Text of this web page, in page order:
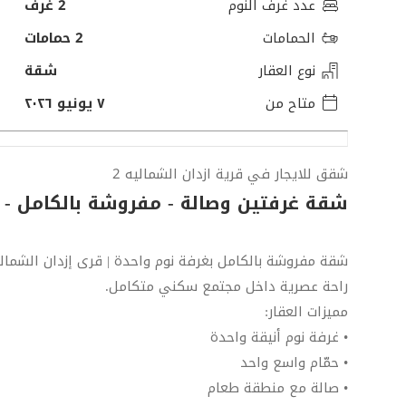
عدد غرف النوم
2 غرف
الحمامات
2 حمامات
نوع العقار
شقة
متاح من
٧ يونيو ٢٠٢٦
شقق للايجار في قرية ازدان الشماليه 2
شقة غرفتين وصالة - مفروشة بالكامل
شقة مفروشة بالكامل بغرفة نوم واحدة | قرى إزدان الشمالية 2 –
راحة عصرية داخل مجتمع سكني متكامل.
مميزات العقار:
• غرفة نوم أنيقة واحدة
• حمّام واسع واحد
• صالة مع منطقة طعام